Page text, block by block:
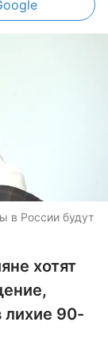
в России будут
хотят
лихие 90-